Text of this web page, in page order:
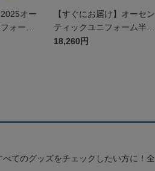
オー
ォーム
【すぐにお届け】オーセン
ティックユニフォーム半袖
（2026百年構想リーグ）F
18,260円
てのグッズをチェックしたい方に！全